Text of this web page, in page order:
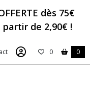
dès 75€
partir de 2,90€ !
0 0